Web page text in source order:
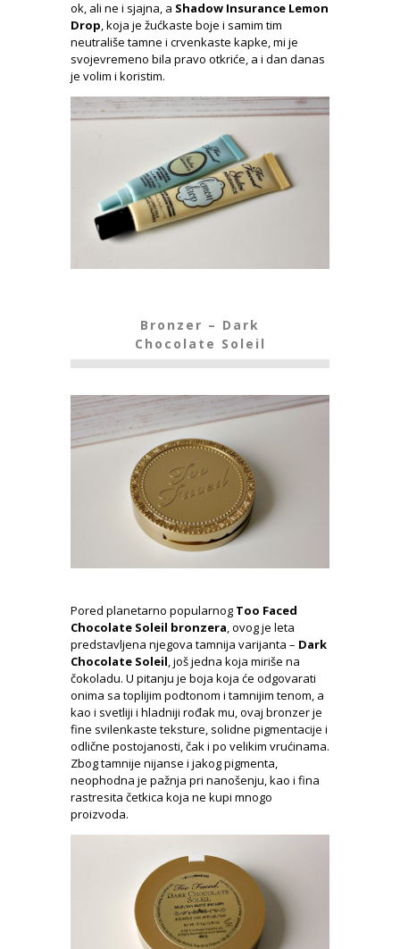
ok, ali ne i sjajna, a Shadow Insurance Lemon
Drop, koja je žućkaste boje i samim tim
neutrališe tamne i crvenkaste kapke, mi je
svojevremeno bila pravo otkriće, a i dan danas
je volim i koristim.
Bronzer – Dark
Chocolate Soleil
Pored planetarno popularnog Too Faced
Chocolate Soleil bronzera , ovog je leta
predstavljena njegova tamnija varijanta – Dark
Chocolate Soleil , još jedna koja miriše na
čokoladu. U pitanju je boja koja će odgovarati
onima sa toplijim podtonom i tamnijim tenom, a
kao i svetliji i hladniji rođak mu, ovaj bronzer je
fine svilenkaste teksture, solidne pigmentacije i
odlične postojanosti, čak i po velikim vrućinama.
Zbog tamnije nijanse i jakog pigmenta,
neophodna je pažnja pri nanošenju, kao i fina
rastresita četkica koja ne kupi mnogo
proizvoda.